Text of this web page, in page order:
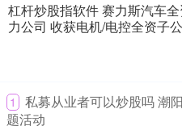
继开市客后在线配资，7月31日，
叮咚买菜APP已经没有在售麻六
杠杆炒股指软件 赛力斯汽车全
融资杠杆申请 2026-06-20
杠杆炒股指软件 赛力斯汽车
力公司 收获电机/电控全资子
1
私募从业者可以炒股吗 潮
题活动